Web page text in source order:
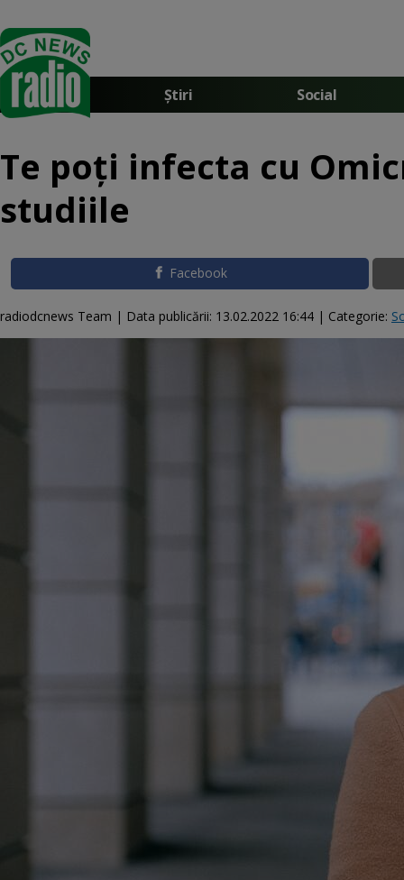
Știri Social
Te poți infecta cu
studiile
Facebook
radiodcnews Team | Data publicării: 13.02.2022 16:44 | Categorie: